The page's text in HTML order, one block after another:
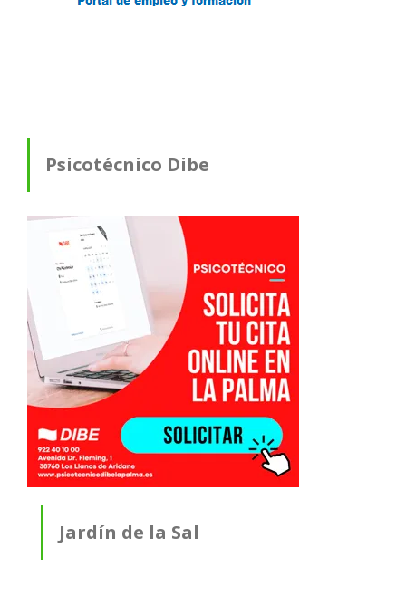
Psicotécnico Dibe
Jardín de la Sal